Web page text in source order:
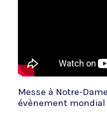
Messe à Notre-
évènement mondial